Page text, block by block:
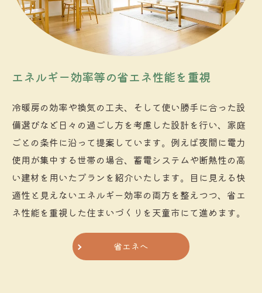
エネルギー効率等の省エネ性能を重視
冷暖房の効率や換気の工夫、そして使い勝手に合った設
備選びなど日々の過ごし方を考慮した設計を行い、家庭
ごとの条件に沿って提案しています。例えば夜間に電力
使用が集中する世帯の場合、蓄電システムや断熱性の高
い建材を用いたプランを紹介いたします。目に見える快
適性と見えないエネルギー効率の両方を整えつつ、省エ
ネ性能を重視した住まいづくりを天童市にて進めます。
省エネへ